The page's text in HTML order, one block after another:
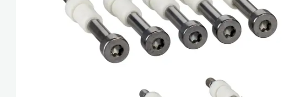
Motor Koruma Şalterleri
Fonksiyonlu Röleler
Hız Kontrol Cihazları
Kumanda Butonları ve Sinyal
Lambaları
Güç Kaynakları ve Trafolar
Enerji Analizatörleri